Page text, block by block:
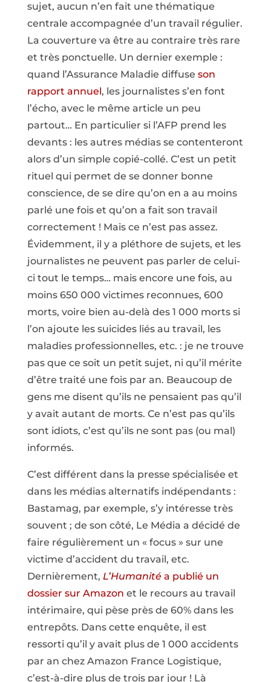
sujet, aucun n’en fait une thématique
centrale accompagnée d’un travail régulier.
La couverture va être au contraire très rare
et très ponctuelle. Un dernier exemple :
quand l’Assurance Maladie diffuse son
rapport annuel, les journalistes s’en font
l’écho, avec le même article un peu
partout… En particulier si l’AFP prend les
devants : les autres médias se contenteront
alors d’un simple copié-collé. C’est un petit
rituel qui permet de se donner bonne
conscience, de se dire qu’on en a au moins
parlé une fois et qu’on a fait son travail
correctement ! Mais ce n’est pas assez.
Évidemment, il y a pléthore de sujets, et les
journalistes ne peuvent pas parler de celui-
ci tout le temps… mais encore une fois, au
moins 650 000 victimes reconnues, 600
morts, voire bien au-delà des 1 000 morts si
l’on ajoute les suicides liés au travail, les
maladies professionnelles, etc. : je ne trouve
pas que ce soit un petit sujet, ni qu’il mérite
d’être traité une fois par an. Beaucoup de
gens me disent qu’ils ne pensaient pas qu’il
y avait autant de morts. Ce n’est pas qu’ils
sont idiots, c’est qu’ils ne sont pas (ou mal)
informés.
C’est différent dans la presse spécialisée et
dans les médias alternatifs indépendants :
Bastamag, par exemple, s’y intéresse très
souvent ; de son côté, Le Média a décidé de
faire régulièrement un « focus » sur une
victime d’accident du travail, etc.
Dernièrement, L’Humanitéa publié un
dossier sur Amazon et le recours au travail
intérimaire, qui pèse près de 60% dans les
entrepôts. Dans cette enquête, il est
ressorti qu’il y avait plus de 1 000 accidents
par an chez Amazon France Logistique,
c’est-à-dire plus de trois par jour ! Là